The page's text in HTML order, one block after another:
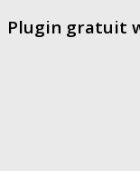
Plugin gratuit